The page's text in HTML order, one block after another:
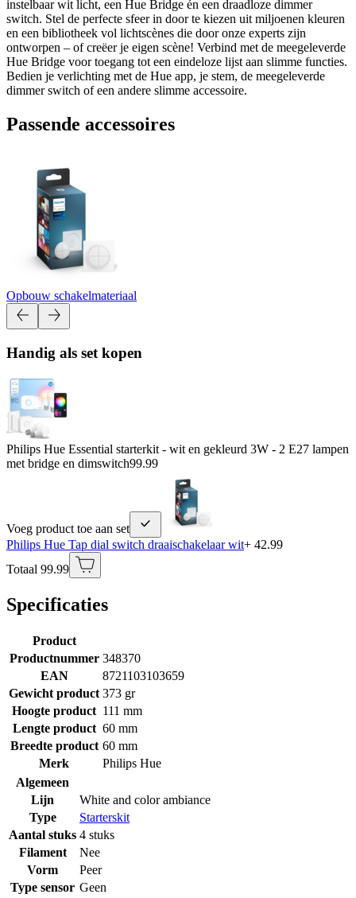
instelbaar wit licht, een Hue Bridge én een draadloze dimmer
switch. Stel de perfecte sfeer in door te kiezen uit miljoenen kleuren
en een bibliotheek vol lichtscènes die door onze experts zijn
ontworpen – of creëer je eigen scène! Verbind met de meegeleverde
Hue Bridge voor toegang tot een eindeloze lijst aan slimme functies.
Bedien je verlichting met de Hue app, je stem, de meegeleverde
dimmer switch of een andere slimme accessoire.
Passende accessoires
Opbouw schakelmateriaal
Handig als set kopen
Philips Hue Essential starterkit - wit en gekleurd 3W - 2 E27 lampen
met bridge en dimswitch99.99
Voeg product toe aan set
Philips Hue Tap dial switch draaischakelaar wit+ 42.99
Totaal 99.99
Specificaties
Product
Productnummer 348370
EAN
8721103103659
Gewicht product 373 gr
Hoogte product 111 mm
Lengte product 60 mm
Breedte product 60 mm
Merk
Philips Hue
Algemeen
Lijn
White and color ambiance
Type
Starterskit
Aantal stuks 4 stuks
Filament
Nee
Vorm
Peer
Type sensor Geen